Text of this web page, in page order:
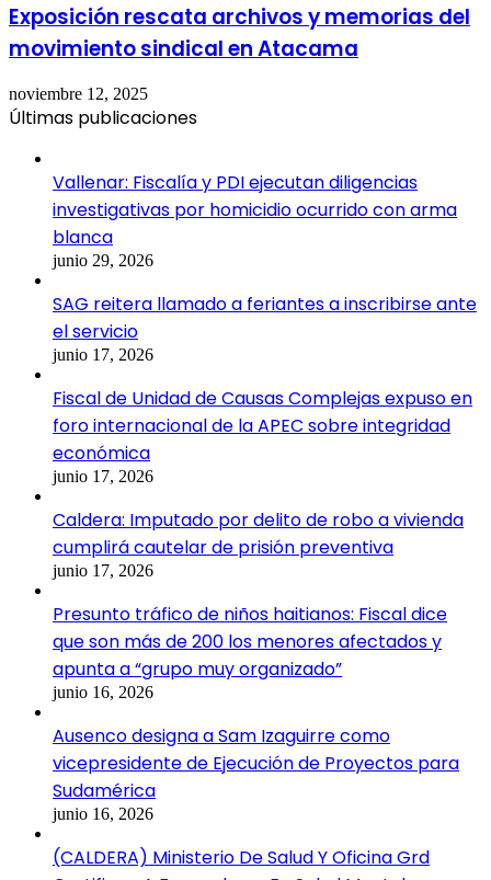
Exposición rescata archivos y memorias del
movimiento sindical en Atacama
noviembre 12, 2025
Últimas publicaciones
Vallenar: Fiscalía y PDI ejecutan diligencias
investigativas por homicidio ocurrido con arma
blanca
junio 29, 2026
SAG reitera llamado a feriantes a inscribirse ante
el servicio
junio 17, 2026
Fiscal de Unidad de Causas Complejas expuso en
foro internacional de la APEC sobre integridad
económica
junio 17, 2026
Caldera: Imputado por delito de robo a vivienda
cumplirá cautelar de prisión preventiva
junio 17, 2026
Presunto tráfico de niños haitianos: Fiscal dice
que son más de 200 los menores afectados y
apunta a “grupo muy organizado”
junio 16, 2026
Ausenco designa a Sam Izaguirre como
vicepresidente de Ejecución de Proyectos para
Sudamérica
junio 16, 2026
(CALDERA) Ministerio De Salud Y Oficina Grd